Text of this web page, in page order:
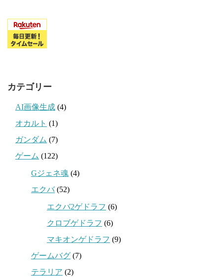
カテゴリー
AI画像生成 (4)
オカルト (1)
ガンダム (7)
ゲーム (122)
Gジェネ魂 (4)
エクバ(52)
エクバ2ゲドラフ (6)
クロブゲドラフ (6)
マキオンゲドラフ (9)
ゲームバグ (7)
テラリア (2)